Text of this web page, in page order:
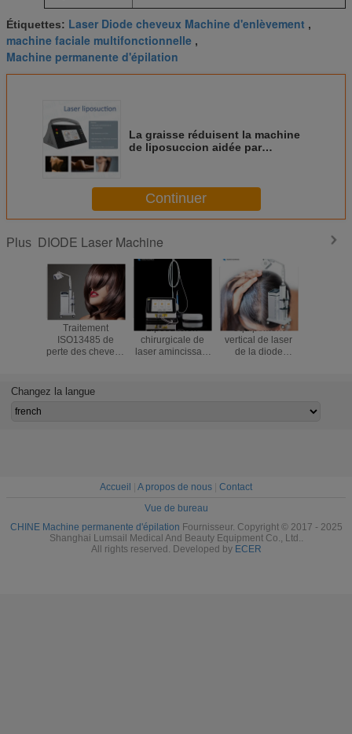
Étiquettes: Laser Diode cheveux Machine d'enlèvement ,
machine faciale multifonctionnelle ,
Machine permanente d'épilation
La graisse réduisent la machine
de liposuccion aidée par
certification de la CE
Continuer
Plus DIODE Laser Machine
Traitement
ISO13485 de
perte des cheveux
traitement de
restauration de
Liposuccion
chirurgicale de
laser amincissant
équipement
vertical de laser
de la diode
Changez la langue
Accueil A propos de nous
Contact
Vue de bureau
CHINE Machine permanente d'épilation Fournisseur. Copyright © 2017 - 2025
Shanghai Lumsail Medical And Beauty Equipment Co., Ltd..
All rights reserved. Developed by ECER